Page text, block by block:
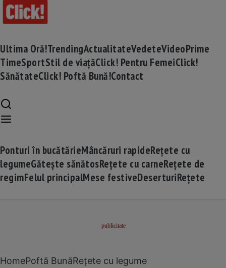
Ultima Oră!TrendingActualitateVedeteVideoPrime
TimeSportStil de viațăClick! Pentru FemeiClick!
SănătateClick! Poftă Bună!Contact
Ponturi în bucătărieMâncăruri rapideRețete cu
legumeGătește sănătosRețete cu carneRețete de
regimFelul principalMese festiveDeserturiRețete
HomePoftă BunăRețete cu legume